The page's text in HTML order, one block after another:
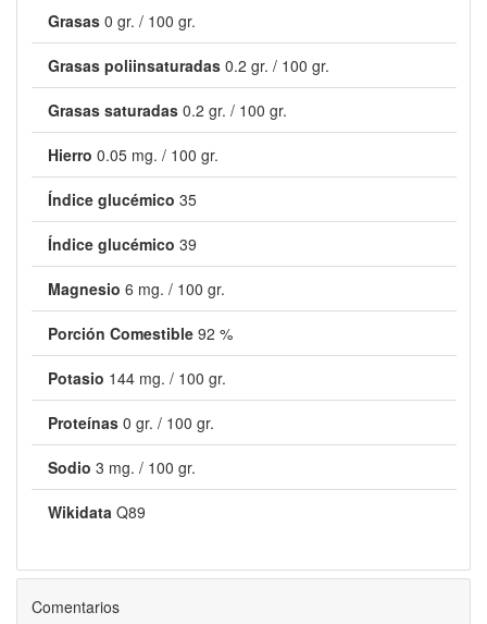
Grasas 0 gr. / 100 gr.
Grasas poliinsaturadas 0.2 gr. / 100 gr.
Grasas saturadas 0.2 gr. / 100 gr.
Hierro 0.05 mg. / 100 gr.
Índice glucémico 35
Índice glucémico 39
Magnesio 6 mg. / 100 gr.
Porción Comestible 92 %
Potasio 144 mg. / 100 gr.
Proteínas 0 gr. / 100 gr.
Sodio 3 mg. / 100 gr.
Wikidata Q89
Comentarios